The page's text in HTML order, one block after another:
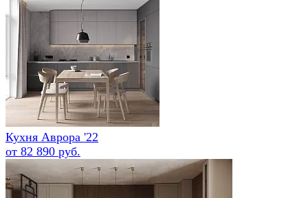
Кухня Аврора '22
от 82 890 руб.